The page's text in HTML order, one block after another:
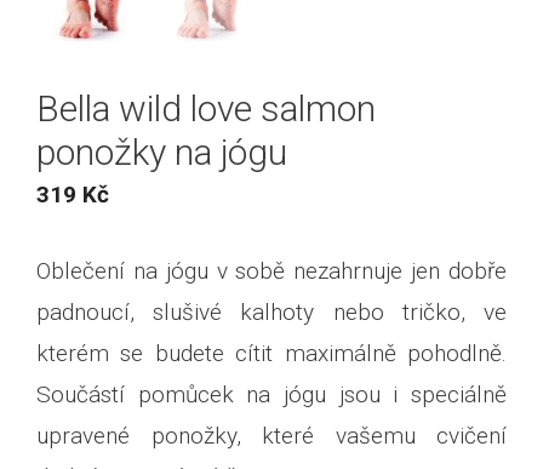
Bella wild love salmon
ponožky na jógu
319 Kč
Oblečení na jógu v sobě nezahrnuje jen dobře
padnoucí, slušivé kalhoty nebo tričko, ve
kterém se budete cítit maximálně pohodlně.
Součástí pomůcek na jógu jsou i speciálně
upravené ponožky, které vašemu cvičení